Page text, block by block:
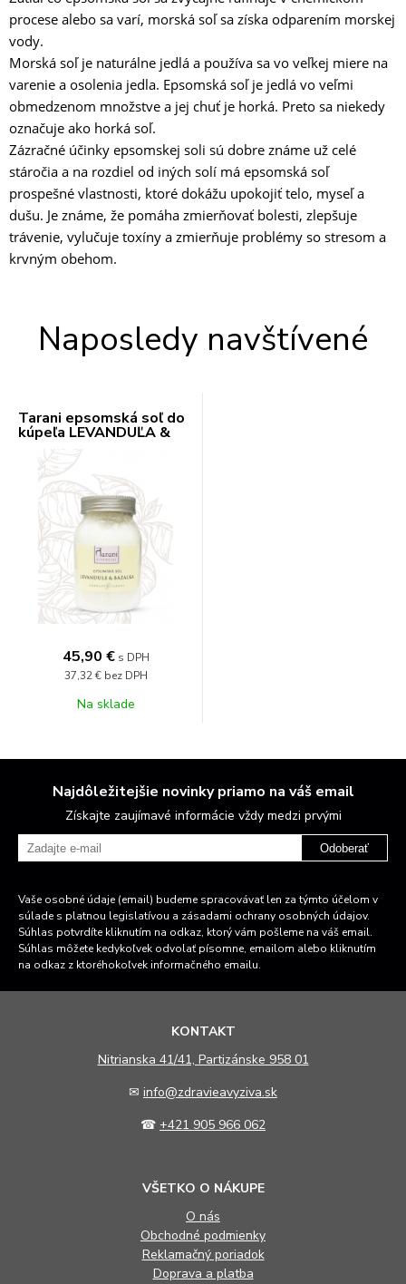
procese alebo sa varí, morská soľ sa získa odparením morskej
vody.
Morská soľ je naturálne jedlá a používa sa vo veľkej miere na
varenie a osolenia jedla. Epsomská soľ je jedlá vo veľmi
obmedzenom množstve a jej chuť je horká. Preto sa niekedy
označuje ako horká soľ.
Zázračné účinky epsomskej soli sú dobre známe už celé
stáročia a na rozdiel od iných solí má epsomská soľ
prospešné vlastnosti, ktoré dokážu upokojiť telo, myseľ a
dušu. Je známe, že pomáha zmierňovať bolesti, zlepšuje
trávenie, vylučuje toxíny a zmierňuje problémy so stresom a
krvným obehom.
Naposledy navštívené
Tarani epsomská soľ do
kúpeľa LEVANDUĽA &
BAZALKA, 500 g
45,90 € s DPH
37,32 € bez DPH
Na sklade
Najdôležitejšie novinky priamo na váš email
Získajte zaujímavé informácie vždy medzi prvými
Odoberať
Vaše osobné údaje (email) budeme spracovávať len za týmto účelom v
súlade s platnou legislatívou a zásadami ochrany osobných údajov.
Súhlas potvrdíte kliknutím na odkaz, ktorý vám pošleme na váš email.
Súhlas môžete kedykoľvek odvolať písomne, emailom alebo kliknutím
na odkaz z ktoréhokoľvek informačného emailu.
KONTAKT
Nitrianska 41/41, Partizánske 958 01
✉ info@zdravieavyziva.sk
☎ +421 905 966 062
VŠETKO O NÁKUPE
O nás
Obchodné podmienky
Reklamačný poriadok
Doprava a platba